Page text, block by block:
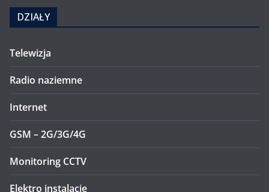
DZIAŁY
Telewizja
Radio naziemne
Internet
GSM – 2G/3G/4G
Monitoring CCTV
Elektro instalacje